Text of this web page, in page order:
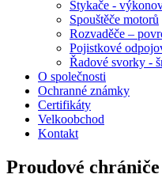
Stykače -
Spouštěče motorů
Rozvaděče –
Pojistkové
Řadové svorky -
O společnosti
Ochranné známky
Certifikáty
Velkoobchod
Kontakt
Proudové